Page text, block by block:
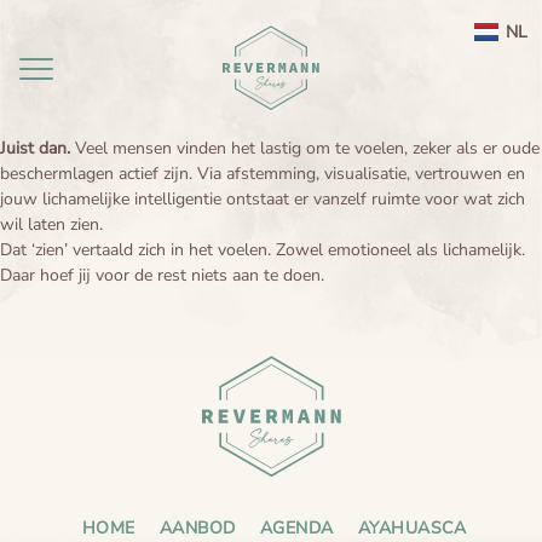
NL
Home
aanbod
Ayahuasca integratie
Ayahuasca informatie
Ayahuasca ceremonie
Ayahuasca veiligheid
Reviews
Juist dan. Veel mensen vinden het lastig om te voelen, zeker als er oude
beschermlagen actief zijn. Via afstemming, visualisatie, vertrouwen en
jouw lichamelijke intelligentie ontstaat er vanzelf ruimte voor wat zich
wil laten zien.
Dat ‘zien’ vertaald zich in het voelen. Zowel emotioneel als lichamelijk.
Daar hoef jij voor de rest niets aan te doen.
HOME AANBOD AGENDA
AYAHUASCA